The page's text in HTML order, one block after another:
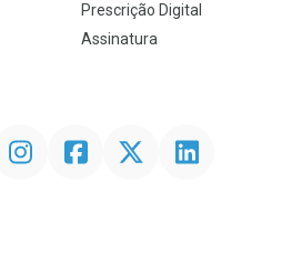
Prescrição Digital
Assinatura
InstagramFacebookTwitter Linkedin